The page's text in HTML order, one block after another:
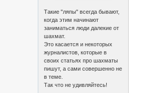
Такие "ляпы" всегда бывают,
когда этим начинают
заниматься люди далекие от
шахмат.
Это касается и некоторых
журналистов, которые в
своих статьях про шахматы
пишут, а сами совершенно не
в теме.
Так что не удивляйтесь!